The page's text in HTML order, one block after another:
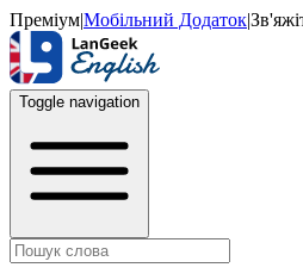
Преміум|Мобільний Додаток|
Toggle navigation